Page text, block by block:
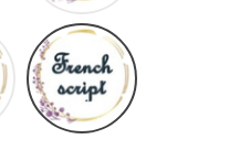
French
script